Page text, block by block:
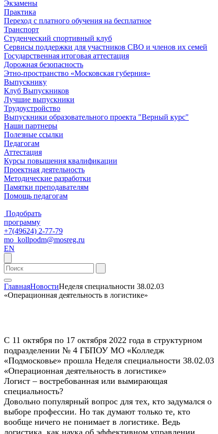
Экзамены
Практика
Переход с платного обучения на бесплатное
Транспорт
Студенческий спортивный клуб
Сервисы поддержки для участников СВО и членов их семей
Государственная итоговая аттестация
Дорожная безопасность
Этно-пространство «Московская губерния»
Выпускнику
Клуб Выпускников
Лучшие выпускники
Трудоустройство
Выпускники образовательного проекта "Верный курс"
Наши партнеры
Полезные ссылки
Педагогам
Аттестация
Курсы повышения квалификации
Проектная деятельность
Методические разработки
Памятки преподавателям
Помощь педагогам
Подобрать
программу
+7(49624) 2-77-79
mo_kollpodm@mosreg.ru
EN
ГлавнаяНовостиНеделя специальности 38.02.03
«Операционная деятельность в логистике»
С 11 октября по 17 октября 2022 года в структурном
подразделении № 4 ГБПОУ МО «Колледж
«Подмосковье» прошла Неделя специальности 38.02.03
«Операционная деятельность в логистике»
Логист – востребованная или вымирающая
специальность?
Довольно популярный вопрос для тех, кто задумался о
выборе профессии. Но так думают только те, кто
вообще ничего не понимает в логистике. Ведь
логистика, как наука об эффективном управлении